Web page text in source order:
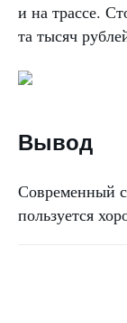
и на трассе.
та тысяч
Вывод
Современный
пользуется